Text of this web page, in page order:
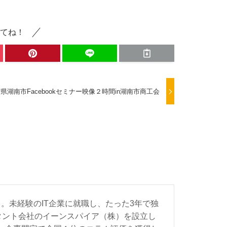
ね！
湖南市Facebookセミナー映像２時間in湖南市商工会
未経験のIT企業に就職し、たった3年で独
ト会社のイーンスパイア（株）を設立し